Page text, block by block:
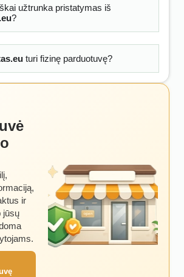
užtrunka pristatymas iš
?
turi fizinę parduotuvę?
ir
jūsų